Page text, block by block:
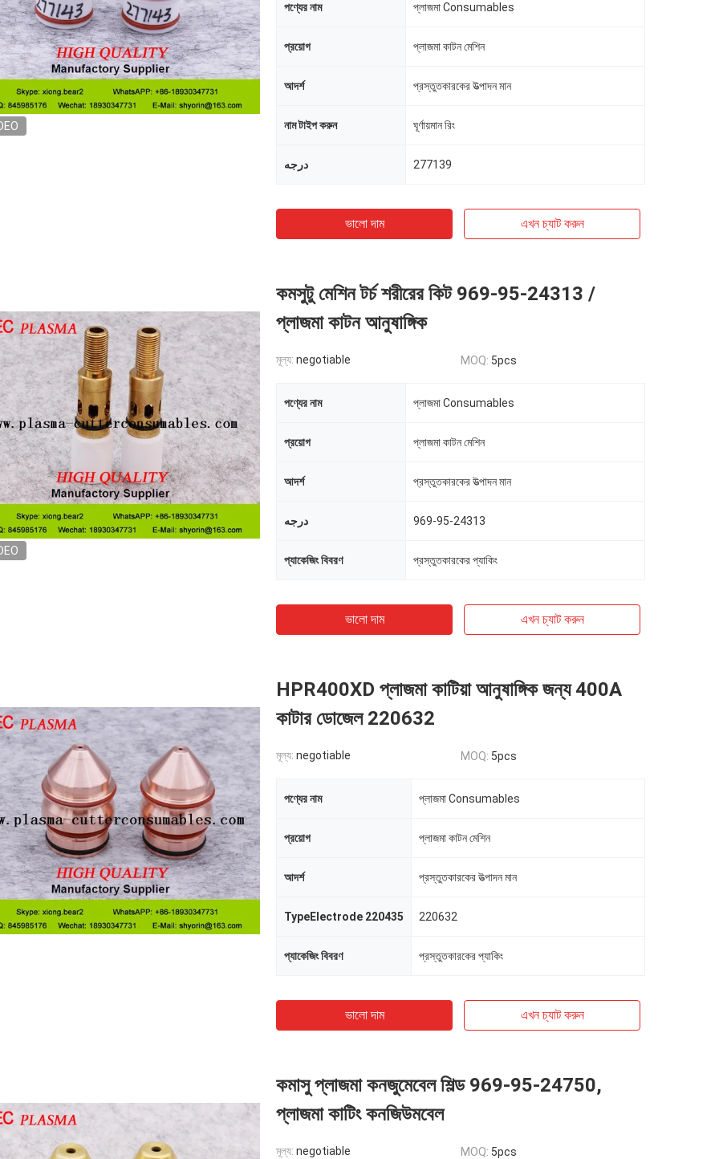
পণ্যের নাম প্লাজমা Consumables
প্রয়োগ প্লাজমা কাটন মেশিন
আদর্শ প্রস্তুতকারকের উত্পাদন মান
নাম টাইপ করুন ঘূর্ণায়মান রিং
درجه 277139
ভালো দাম এখন চ্যাট করুন
কমসুটু মেশিন টর্চ শরীরের কিট 969-95-24313 /
প্লাজমা কাটন আনুষাঙ্গিক
মূল্য: negotiable MOQ: 5pcs
পণ্যের নাম প্লাজমা Consumables
প্রয়োগ প্লাজমা কাটন মেশিন
আদর্শ প্রস্তুতকারকের উত্পাদন মান
درجه 969-95-24313
প্যাকেজিং বিবরণ প্রস্তুতকারকের প্যাকিং
ভালো দাম এখন চ্যাট করুন
HPR400XD প্লাজমা কাটিয়া আনুষাঙ্গিক জন্য 400A
কাটার ডোজেল 220632
মূল্য: negotiable MOQ: 5pcs
পণ্যের নাম প্লাজমা Consumables
প্রয়োগ প্লাজমা কাটন মেশিন
আদর্শ প্রস্তুতকারকের উত্পাদন মান
TypeElectrode 220435 220632
প্যাকেজিং বিবরণ প্রস্তুতকারকের প্যাকিং
ভালো দাম এখন চ্যাট করুন
কমাসু প্লাজমা কনজুমেবেল শিল্ড 969-95-24750,
প্লাজমা কাটিং কনজিউমবেল
মূল্য: negotiable MOQ: 5pcs